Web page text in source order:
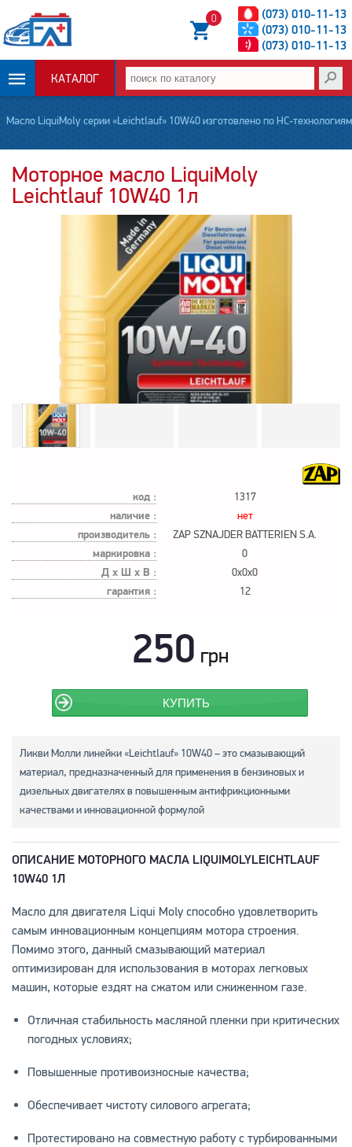
(073) 010-11-13
(073) 010-11-13
(073) 010-11-13
0
КАТАЛОГ
ОПЛАТА И
ДОСТАВКА
НОВОСТИ
Масло LiquiMoly серии «Leichtlauf» 10W40 изготовлено по НС-технологиям
Моторное масло LiquiMoly
Leichtlauf 10W40 1л
код : 1317
наличие : нет
производитель : ZAP SZNAJDER BATTERIEN S.A.
маркировка : 0
Д х Ш х В : 0x0x0
гарантия : 12
250 грн
КУПИТЬ
Ликви Молли линейки «Leichtlauf» 10W40 – это смазывающий
материал, предназначенный для применения в бензиновых и
дизельных двигателях в повышенным антифрикционными
качествами и инновационной формулой
ОПИСАНИЕ МОТОРНОГО МАСЛА LIQUIMOLYLEICHTLAUF
10W40 1Л
Масло для двигателя Liqui Moly способно удовлетворить
самым инновационным концепциям мотора строения.
Помимо этого, данный смазывающий материал
оптимизирован для использования в моторах легковых
машин, которые ездят на сжатом или сжиженном газе.
Отличная стабильность масляной пленки при критических
погодных условиях;
Повышенные противоизносные качества;
Обеспечивает чистоту силового агрегата;
Протестировано на совместную работу с турбированными